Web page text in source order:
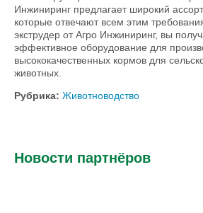
Инжиниринг предлагает широкий
которые отвечают всем этим
экструдер от Агро Инжиниринг, вы
эффективное оборудование для
высококачественных кормов для
животных.
Рубрика: Животноводство
Новости партнёров